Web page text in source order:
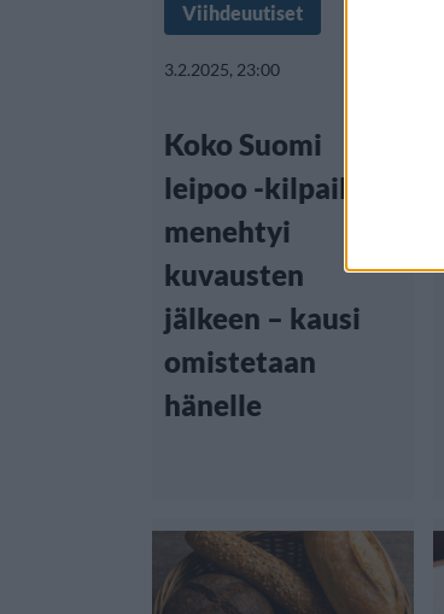
Viihdeuutiset
3.2.2025, 23:00
Koko Suomi
leipoo -kilpailija
menehtyi
kuvausten
jälkeen – kausi
omistetaan
hänelle